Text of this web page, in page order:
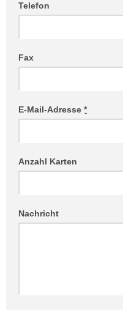
Telefon
Fax
E-Mail-Adresse *
Anzahl Karten
Nachricht